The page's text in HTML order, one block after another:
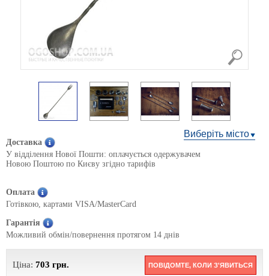
Виберіть місто
Доставка
У відділення Нової Пошти: оплачується одержувачем
Новою Поштою по Києву згідно тарифів
Оплата
Готівкою, картами VISA/MasterCard
Гарантія
Можливий обмін/повернення протягом 14 днів
Ціна: 703 грн. ПОВІДОМТЕ, КОЛИ З'ЯВИТЬСЯ